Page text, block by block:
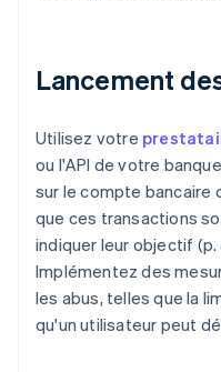
Lancement
Utilisez votre
ou l'API de votre
sur le compte bancaire
que ces transactions
indiquer leur objectif
Implémentez des
les abus, telles que la
qu'un utilisateur peut